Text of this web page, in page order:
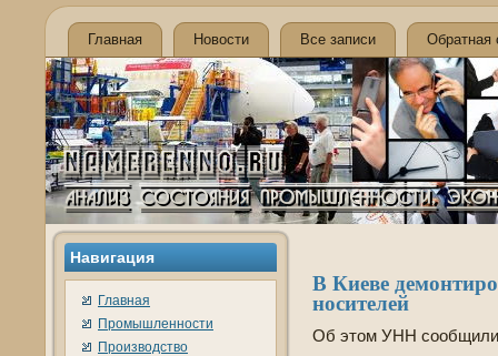
Главная Новости Все записи Обратная
Навигация
Главная
Промышленности
Производство
В Киеве­
носителей
Об этом УНН